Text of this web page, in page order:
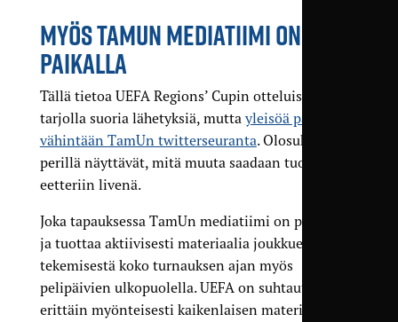
MYÖS TAMUN MEDIATIIMI ON
PAIKALLA
Tällä tietoa UEFA Regions’ Cupin otteluista ei ole
tarjolla suoria lähetyksiä, mutta yleisöä palvelee
vähintään TamUn twitterseuranta. Olosuhteet
perillä näyttävät, mitä muuta saadaan tuotettua
eetteriin livenä.
Joka tapauksessa TamUn mediatiimi on paikalla,
ja tuottaa aktiivisesti materiaalia joukkueen
tekemisestä koko turnauksen ajan myös
pelipäivien ulkopuolella. UEFA on suhtautunut
erittäin myönteisesti kaikenlaisen materiaalin